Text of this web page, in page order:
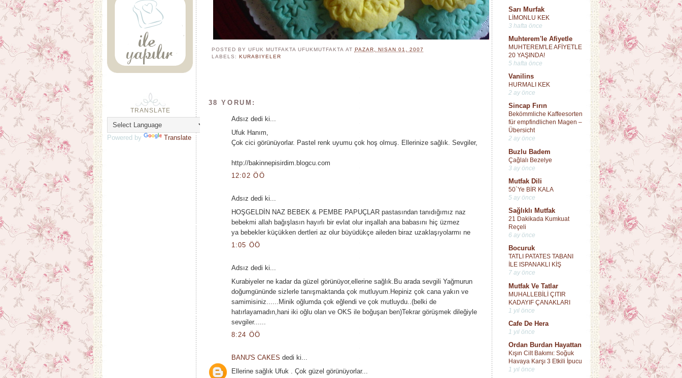
Sarı Murfak
LİMONLU KEK
3 hafta önce
Muhterem'le Afiyetle
MUHTEREM'LE AFİYETLE
20 YAŞINDA!
5 hafta önce
Vanilins
HURMALI KEK
2 ay önce
Sincap Fırın
Bekömmliche Kaffeesorten
für empfindlichen Magen –
Übersicht
2 ay önce
Buzlu Badem
Çağlalı Bezelye
3 ay önce
Mutfak Dili
50`Ye BİR KALA
5 ay önce
Sağlıklı Mutfak
21 Dakikada Kumkuat
Reçeli
6 ay önce
Bocuruk
TATLI PATATES TABANI
İLE ISPANAKLI KİŞ
7 ay önce
Mutfak Ve Tatlar
MUHALLEBİLİ ÇITIR
KADAYIF ÇANAKLARI
1 yıl önce
Cafe De Hera
1 yıl önce
Ordan Burdan Hayattan
Kışın Cilt Bakımı: Soğuk
Havaya Karşı 3 Etkili İpucu
1 yıl önce
POSTED BY UFUK MUTFAKTAUFUKMUTFAKTA AT PAZAR, NISAN 01, 2007
LABELS:KURABIYELER
38 YORUM:
Adsız dedi ki...
Ufuk Hanım,
Çok cici görünüyorlar. Pastel renk uyumu çok hoş olmuş. Ellerinize sağlık. Sevgiler,
http://bakinnepisirdim.blogcu.com
12:02 ÖÖ
Adsız dedi ki...
HOŞGELDİN NAZ BEBEK & PEMBE PAPUÇLAR pastasından tanıdığımız naz
bebekmi allah bağışlasın hayırlı bir evlat olur inşallah ana babasını hiç üzmez
ya bebekler küçükken dertleri az olur büyüdükçe aileden biraz uzaklaşıyolarmı ne
1:05 ÖÖ
Adsız dedi ki...
Kurabiyeler ne kadar da güzel görünüyor,ellerine sağlık.Bu arada sevgili Yağmurun
doğumgününde sizlerle tanışmaktanda çok mutluyum.Hepiniz çok cana yakın ve
samimisiniz......Minik oğlumda çok eğlendi ve çok mutluydu..(belki de
hatırlayamadın,hani iki oğlu olan ve OKS ile boğuşan ben)Tekrar görüşmek dileğiyle
sevgiler......
8:24 ÖÖ
BANU'S CAKES dedi ki...
Ellerine sağlık Ufuk . Çok güzel görünüyorlar...
TRANSLATE
Powered by Translate